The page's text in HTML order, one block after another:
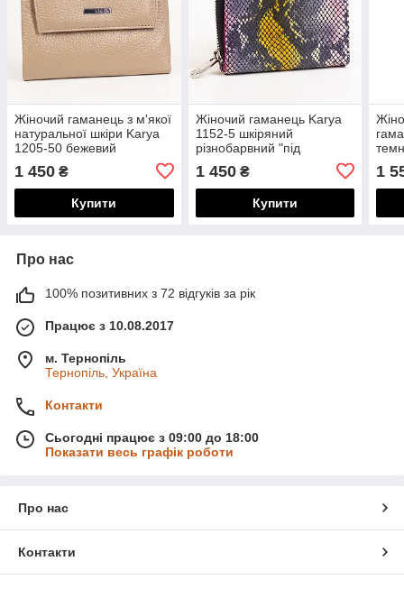
Жіночий гаманець з м'якої
натуральної шкіри Karya
1205-50 бежевий
1 450 ₴
Купити
Жіночий гаманець Karya
1152-5 шкіряний
різнобарвний "під
1 450₴
Купити
1
Про нас
100% позитивних з 72 відгуків за рік
Працює з 10.08.2017
м. Тернопіль
Тернопіль, Україна
Контакти
Сьогодні працює з 09:00 до 18:00
Показати весь графік роботи
Про нас
Контакти